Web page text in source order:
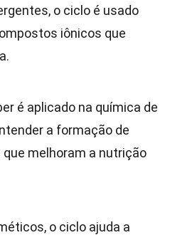
o ciclo é usado
iônicos que
é aplicado na química de
a formação de
melhoram a nutrição
o ciclo ajuda a